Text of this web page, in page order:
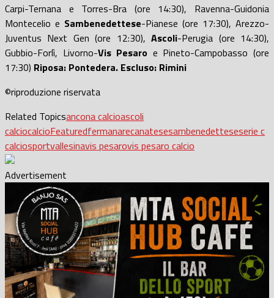
Carpi-Ternana e Torres-Bra (ore 14:30), Ravenna-Guidonia
Montecelio e Sambenedettese-Pianese (ore 17:30), Arezzo-
Juventus Next Gen (ore 12:30),Ascoli-Perugia (ore 14:30),
Gubbio-Forlì, Livorno-Vis Pesaro e Pineto-Campobasso (ore
17:30) Riposa: Pontedera. Escluso: Rimini
©riproduzione riservata
Related Topicsancona calcioascoli
calciocalcioFeaturedfermanarecanatesesambenedetteseserie c
calciosportvallesinavis pesarovis pesaro calcio
Advertisement